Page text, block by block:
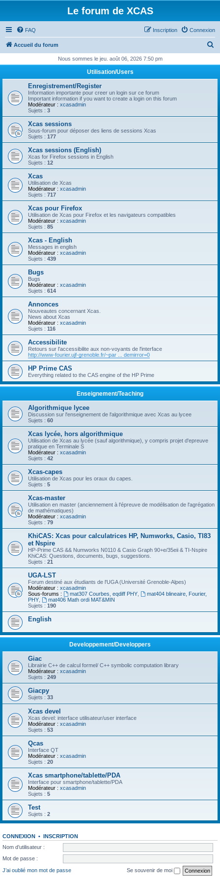
Le forum de XCAS
FAQ Connexion
Inscription
Accueil du forum
h
c
Nous sommes le jeu. août 06, 2026 7:50 pm
Utilisation/Users
Enregistrement/Register
Information importante pour creer un login sur ce forum
Important information if you want to create a login on this forum
Modérateur : xcasadmin
Sujets : 3
Xcas sessions
Sous-forum pour déposer des liens de sessions Xcas
Sujets : 177
Xcas sessions (English)
Xcas for Firefox sessions in English
Sujets : 12
Xcas
Utilisation de Xcas
Modérateur : xcasadmin
Sujets : 717
Xcas pour Firefox
Utilisation de Xcas pour Firefox et les navigateurs compatibles
Modérateur : xcasadmin
Sujets : 85
Xcas - English
Messages in english
Modérateur : xcasadmin
Sujets : 439
Bugs
Bugs
Modérateur : xcasadmin
Sujets : 614
Annonces
Nouveautes concernant Xcas.
News about Xcas
Modérateur : xcasadmin
Sujets : 116
Accessibilite
Retours sur l'accessibilite aux non-voyants de l'interface
http://www-fourier.ujf-grenoble.fr/~par ... demirror=0
HP Prime CAS
Everything related to the CAS engine of the HP Prime
Enseignement/Teaching
Algorithmique lycee
Discussion sur l'enseignement de l'algorithmique avec Xcas au lycee
Sujets : 60
Xcas lycée, hors algorithmique
Utilisation de Xcas au lycée (sauf algorithmique), y compris projet d'epreuve
pratique en Terminale S
Modérateur : xcasadmin
Sujets : 42
Xcas-capes
Utilisation de Xcas pour les oraux du capes.
Sujets : 5
Xcas-master
Utilisation en master (anciennement à l'épreuve de modélisation de l'agrégation
de mathématiques)
Modérateur : xcasadmin
Sujets : 79
KhiCAS: Xcas pour calculatrices HP, Numworks, Casio, TI83
et Nspire
HP-Prime CAS && Numworks N0110 & Casio Graph 90+e/35eii & TI-Nspire
KhiCAS: Questions, documents, bugs, suggestions.
Sujets : 21
UGA-LST
Forum destiné aux étudiants de l'UGA (Université Grenoble-Alpes)
Modérateur : xcasadmin
Sous-forums :
mat307 Courbes, eqdiff PHY,
mat404 blineaire, Fourier,
PHY
mat406 Math ordi MAT&MIN
Sujets : 190
English
Developpement/Developpers
Giac
Librairie C++ de calcul formel/ C++ symbolic computation library
Modérateur : xcasadmin
Sujets : 249
Giacpy
Sujets : 33
Xcas devel
Xcas devel: interface utilisateur/user interface
Modérateur : xcasadmin
Sujets : 53
Qcas
Interface QT
Modérateur : xcasadmin
Sujets : 20
Xcas smartphone/tablette/PDA
Interface pour smartphone/tablette/PDA
Modérateur : xcasadmin
Sujets : 5
Test
Sujets : 2
CONNEXION • INSCRIPTION
Nom d’utilisateur :
Mot de passe :
J’ai oublié mon mot de passe
Se souvenir de moi